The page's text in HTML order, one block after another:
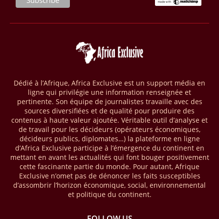
28/03/26 AFRIQUE - MOBILE MONEY
Selon le rapport publié par l’Association mondiale des opérateurs de
par les comptes de mobile money en Afrique au cours de l'année
2025, en hausse d'environ 27 % par rapport à 2024. Le rapport intitulé
« The State of the Industry Report on Mobile Money 2026 » précise
mobile money réalisées à l’échelle mondiale, qui s’est établie à 2091
milliards USD (+23 % par rapport à 2024). L’Afrique a également
enregistré environ 74 % du nombre de transactions de Mobile money
répertoriées l’an passé dans le monde, avec environ 92 milliards de
transactions (+16 % par rapport à 2024) sur un total de 125 milliards
dans le monde.
28/03/26 AFRIQUE - ECONOMIE CREATIVE
Une rapport publié dernièrement par le Boston Consulting Group, et
intitulé « Africa Unleashed: Empowering Women in Creative Industries
», dresse un état des lieux saisissant de l'économie créative africaine
à la fois dynamique et structurellement négligé. Ce secteur,
les contenus numériques, représente aujourd'hui environ 59 milliards
Dédié à l’Afrique, Africa Exclusive est un support média en
ligne qui privilégie une information renseignée et
pertinente. Son équipe de journalistes travaille avec des
sources diversifiées et de qualité pour produire des
contenus à haute valeur ajoutée. Véritable outil d’analyse et
de travail pour les décideurs (opérateurs économiques,
décideurs publics, diplomates…) la plateforme en ligne
d’Africa Exclusive participe à l’émergence du continent en
mettant en avant les actualités qui font bouger positivement
cette fascinante partie du monde. Pour autant, Afrique
Exclusive n’omet pas de dénoncer les faits susceptibles
d’assombrir l’horizon économique, social, environnemental
et politique du continent.